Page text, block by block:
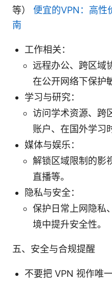
等） 便宜的VPN：高性
南
工作相关：
远程办公、跨区域
在公开网络下保护
学习与研究：
访问学术资源、跨
账户、在国外学习
媒体与娱乐：
解锁区域限制的影
直播等。
隐私与安全：
保护日常上网隐私
境中提升安全性。
五、安全与合规提醒
不要把 VPN 视作唯